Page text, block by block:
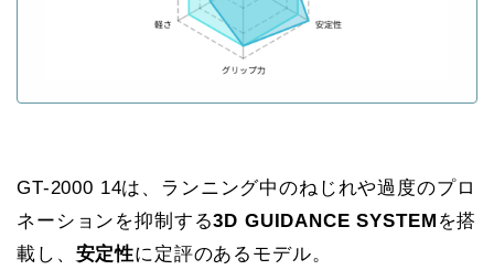
GT-2000 14は、ランニング中のねじれや過度のプロ
ネーションを抑制する3D GUIDANCE SYSTEM を搭
載し、 安定性に定評のあるモデル。